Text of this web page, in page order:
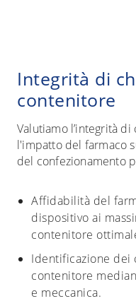
Integrità di
contenitore
Valutiamo l’integrità
l'impatto del farmaco
del confezionamento
Affidabilità del
dispositivo ai
contenitore
Identificazione
contenitore
e meccanica.